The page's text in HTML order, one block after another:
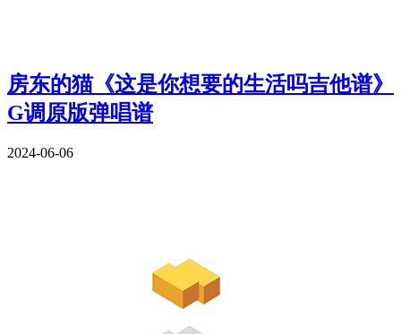
房东的猫《这是你想要的生活吗吉他谱》
G调原版弹唱谱
2024-06-06